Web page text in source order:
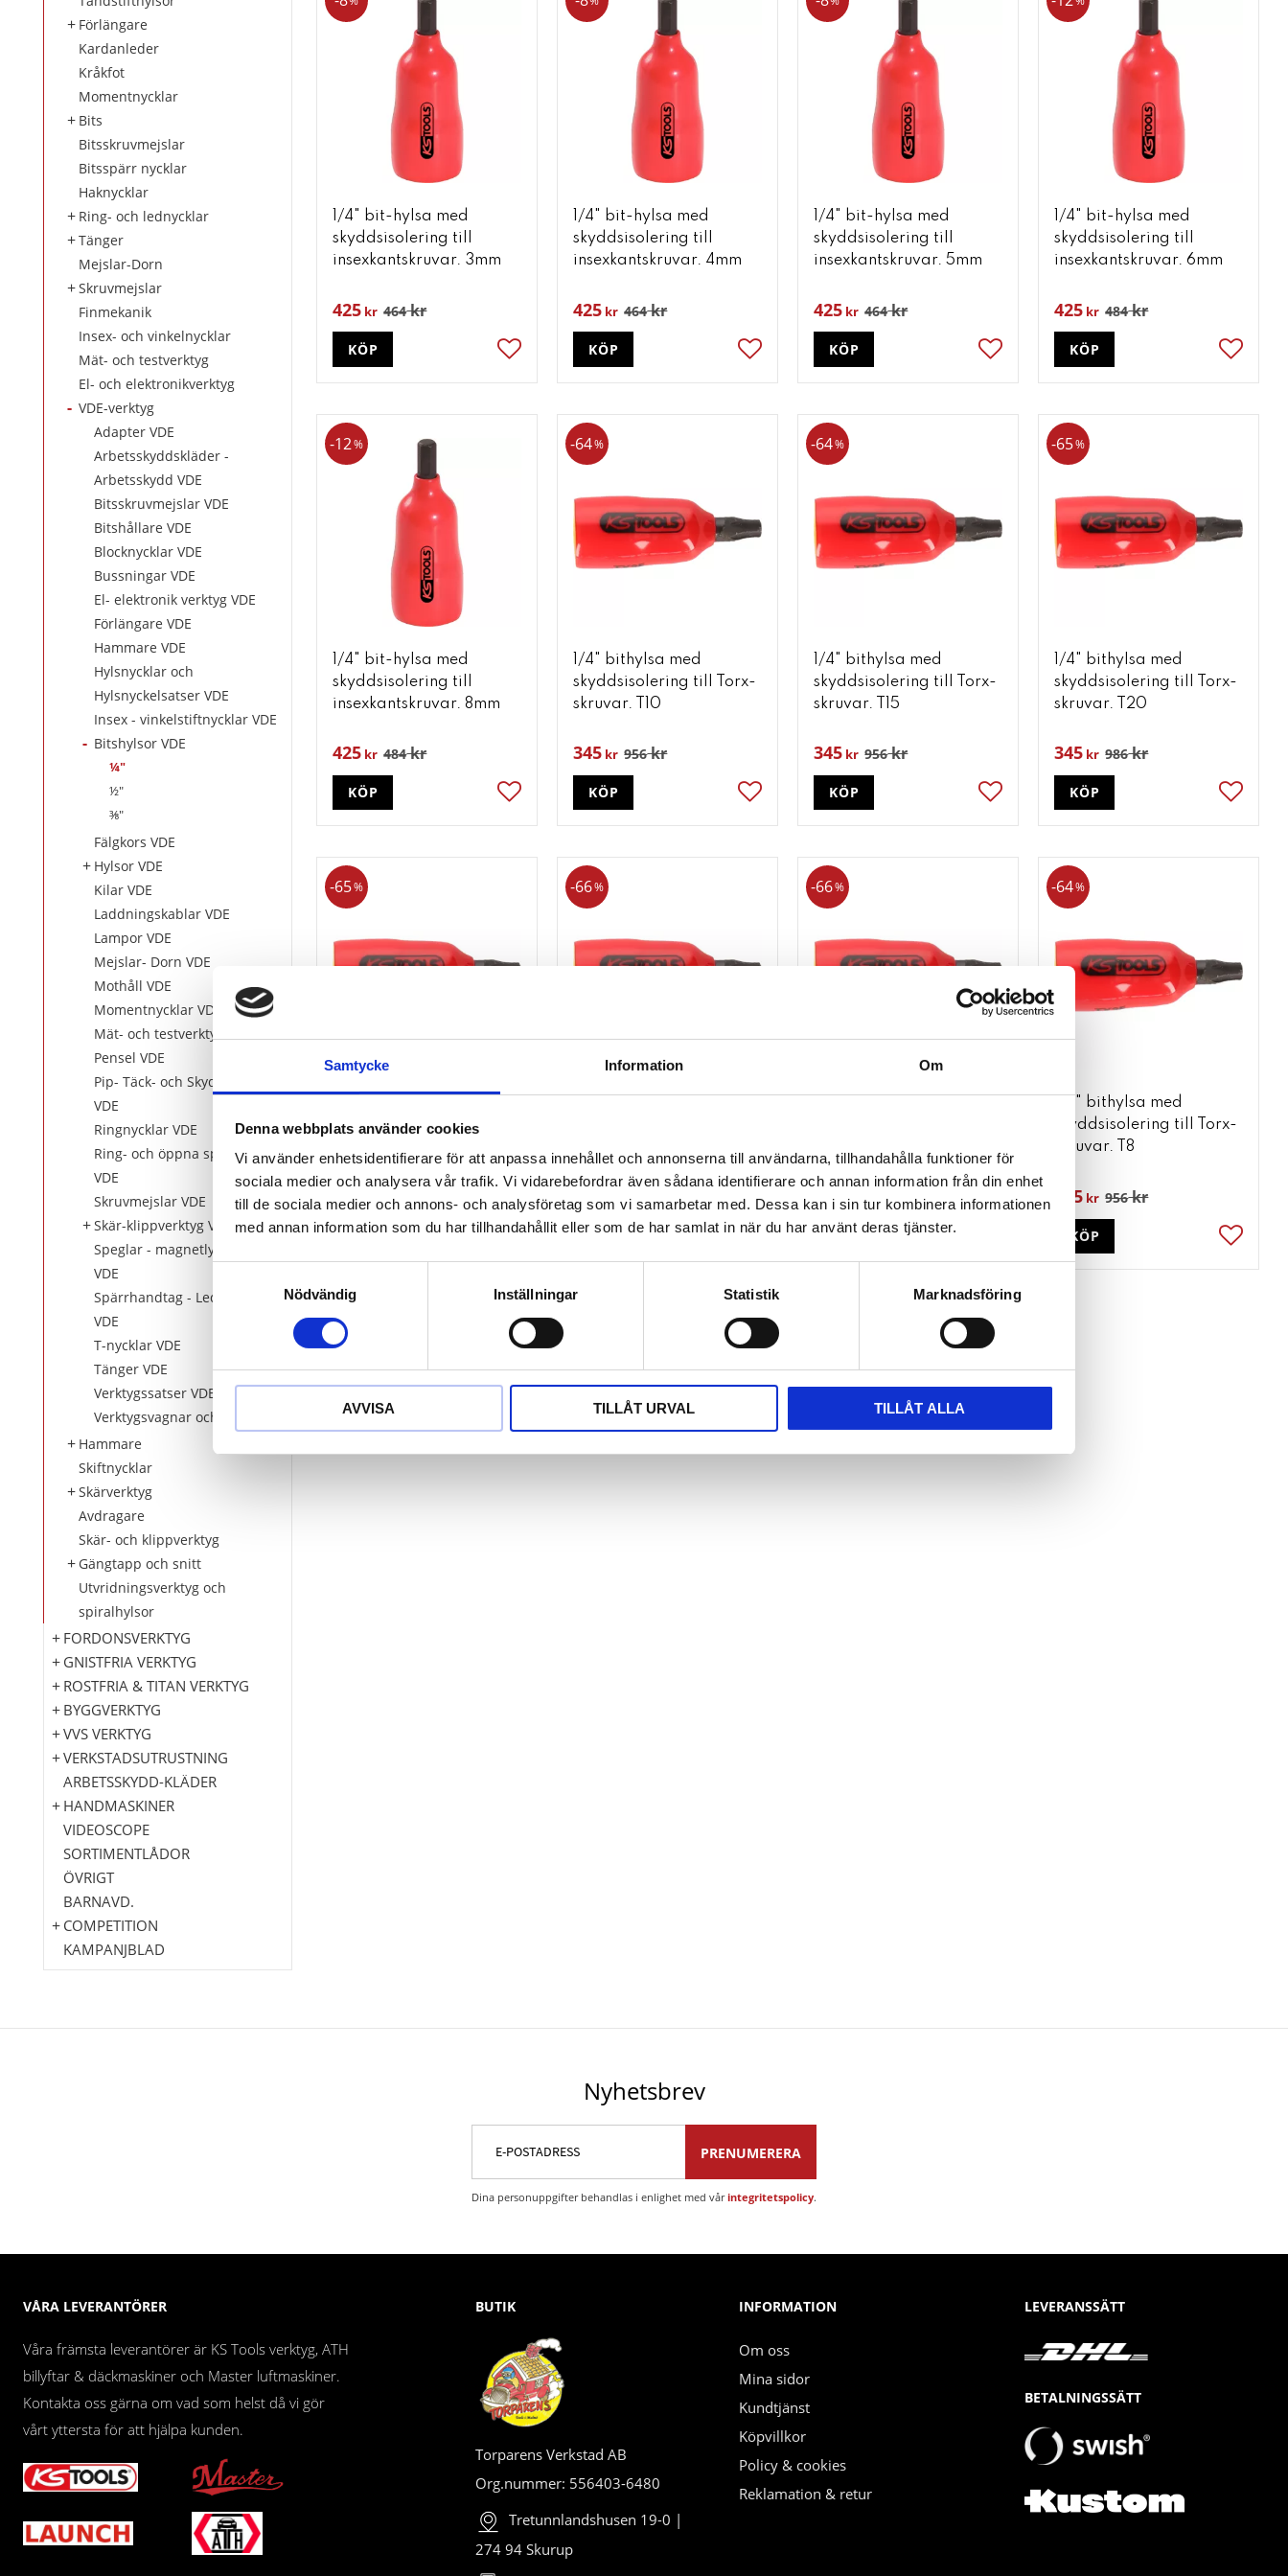
Samtycke Information Om
Denna webbplats använder cookies
Vi använder enhetsidentifierare för att anpassa innehållet och annonserna till användarna, tillhandahålla funktioner för
sociala medier och analysera vår trafik. Vi vidarebefordrar även sådana identifierare och annan information från din enhet
till de sociala medier och annons- och analysföretag som vi samarbetar med. Dessa kan i sin tur kombinera informationen
med annan information som du har tillhandahållit eller som de har samlat in när du har använt deras tjänster.
Nödvändig
Inställningar Statistik Marknadsföring
AVVISA TILLÅT URVAL TILLÅT ALLA
1/4" bit-hylsa med
skyddsisolering till
insexkantskruvar. 3mm
425 kr 464kr
Lägg till i favoriter
KÖP
1/4" bit-hylsa med
skyddsisolering till
insexkantskruvar. 4mm
425 kr 464kr
Lägg till i favoriter
KÖP
1/4" bit-hylsa med
skyddsisolering till
insexkantskruvar. 5mm
425 kr 464kr
Lägg till i favoriter
KÖP
1/4" bit-hylsa med
skyddsisolering till
insexkantskruvar. 6mm
425 kr 484kr
Lägg
KÖP
1/4" bit-hylsa med
skyddsisolering till
insexkantskruvar. 8mm
425 kr 484kr
12%
Lägg till i favoriter
KÖP
1/4" bithylsa med
skyddsisolering till Torx-
skruvar. T10
345 kr 956kr
64%
Lägg till i favoriter
KÖP
1/4" bithylsa med
skyddsisolering till Torx-
skruvar. T15
345 kr 956kr
64%
Lägg till i favoriter
KÖP
1/4" bithylsa med
skyddsisolering till Torx-
skruvar. T20
345 kr 986kr
65%
Lägg
KÖP
skyddsisolering till Torx-
345kr 999kr
65%
KÖP
345kr 1 015kr
66%
KÖP
345kr 1 024kr
66%
Lägg till i favoriter
KÖP
1/4" bithylsa med
skyddsisolering till Torx-
skruvar. T8
345 kr 956kr
64%
Lägg
KÖP
Förlängare
Kardanleder
Kråkfot
Momentnycklar
Bits
Bitsskruvmejslar
Bitsspärr nycklar
Haknycklar
Ring- och lednycklar
Tänger
Mejslar-Dorn
Skruvmejslar
Finmekanik
Insex- och vinkelnycklar
Mät- och testverktyg
El- och elektronikverktyg
VDE-verktyg
Adapter VDE
Arbetsskyddskläder -
Arbetsskydd VDE
Bitsskruvmejslar VDE
Bitshållare VDE
Blocknycklar VDE
Bussningar VDE
El- elektronik verktyg VDE
Förlängare VDE
Hammare VDE
Hylsnycklar och
Hylsnyckelsatser VDE
Insex - vinkelstiftnycklar VDE
Bitshylsor VDE
¼"
½"
⅜"
Fälgkors VDE
Hylsor VDE
Kilar VDE
Laddningskablar VDE
Lampor VDE
Mejslar- Dorn VDE
Mothåll VDE
Momentnycklar VDE
Mät- och testverktyg VDE
Pensel VDE
Pip- Täck- och Skyddskåpor
VDE
Ringnycklar VDE
Ring- och öppna spärrnycklar
VDE
Skruvmejslar VDE
Skär-klippverktyg VDE
Speglar - magnetlyft - pincett
VDE
Spärrhandtag - Ledhandtag
VDE
T-nycklar VDE
Tänger VDE
Verktygssatser VDE
Verktygsvagnar och inlägg VDE
Hammare
Skiftnycklar
Skärverktyg
Avdragare
Skär- och klippverktyg
Gängtapp och snitt
Utvridningsverktyg och
spiralhylsor
FORDONSVERKTYG
GNISTFRIA VERKTYG
ROSTFRIA & TITAN VERKTYG
BYGGVERKTYG
VVS VERKTYG
VERKSTADSUTRUSTNING
ARBETSSKYDD-KLÄDER
HANDMASKINER
VIDEOSCOPE
SORTIMENTLÅDOR
ÖVRIGT
BARNAVD.
COMPETITION
KAMPANJBLAD
Nyhetsbrev
PRENUMERERA
Dina personuppgifter behandlas i enlighet med vårintegritetspolicy.
VÅRA LEVERANTÖRER
Våra främsta leverantörer är KS Tools verktyg, ATH
billyftar & däckmaskiner och Master luftmaskiner.
Kontakta oss gärna om vad som helst då vi gör
vårt yttersta för att hjälpa kunden.
BUTIK
Torparens Verkstad AB
Org.nummer: 556403-6480
Tretunnlandshusen 19-0 |
274 94 Skurup
INFORMATION
Om oss
Mina sidor
Kundtjänst
Köpvillkor
Policy & cookies
Reklamation & retur
LEVERANSSÄTT
BETALNINGSSÄTT